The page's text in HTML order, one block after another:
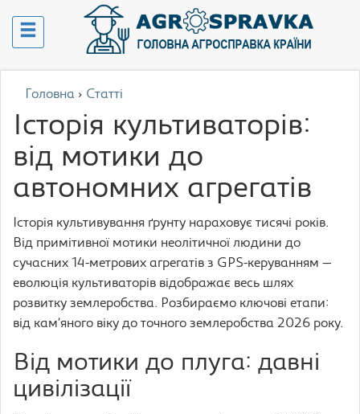
Головна › Статті
Історія культиваторів:
від мотики до
автономних агрегатів
Історія культивування ґрунту нараховує тисячі років.
Від примітивної мотики неолітичної людини до
сучасних 14-метрових агрегатів з GPS-керуванням —
еволюція культиваторів відображає весь шлях
розвитку землеробства. Розбираємо ключові етапи:
від кам’яного віку до точного землеробства 2026 року.
Від мотики до плуга: давні
цивілізації